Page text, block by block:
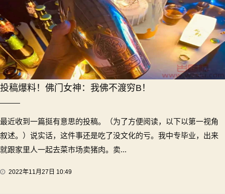
投稿爆料！佛门女神：我佛不渡穷B！
最近收到一篇挺有意思的投稿。（为了方便阅读，以下以第一视角
叙述。）说实话，这件事还是吃了没文化的亏。我中专毕业，出来
就跟家里人一起去菜市场卖猪肉。卖...
2022年11月27日 10:49